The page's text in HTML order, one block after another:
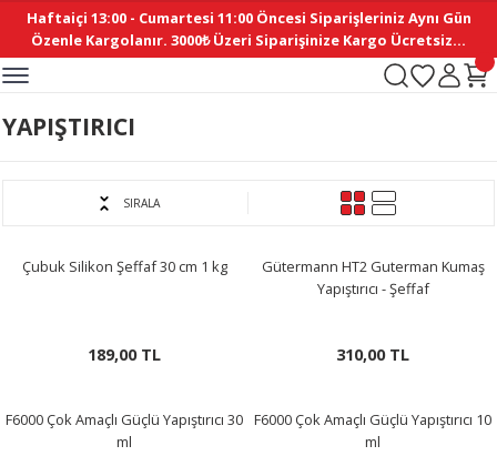
Haftaiçi 13:00 - Cumartesi 11:00 Öncesi Siparişleriniz Aynı Gün
Özenle Kargolanır. 3000₺ Üzeri Siparişinize Kargo Ücretsiz...
Geri Dön
Geri Dön
Geri Dön
Geri Dön
Geri Dön
Geri Dön
Geri Dön
ETİKET
Geri Dön
Geri Dön
Geri Dön
Geri Dön
Geri Dön
Geri Dön
Geri Dön
Geri Dön
AKSESUAR
Geri Dön
Geri Dön
Geri Dön
Geri Dön
Geri Dön
Geri Dön
YAPIŞTIRICI
SIRALA
Çubuk Silikon Şeffaf 30 cm 1 kg
189,00 TL
Gütermann HT2 Guterman Kumaş
Yapıştırıcı - Şeffaf
310,00 TL
F6000 Çok Amaçlı Güçlü Yapıştırıcı 30
ml
F6000 Çok Amaçlı Güçlü Yapıştırıcı 10
ml